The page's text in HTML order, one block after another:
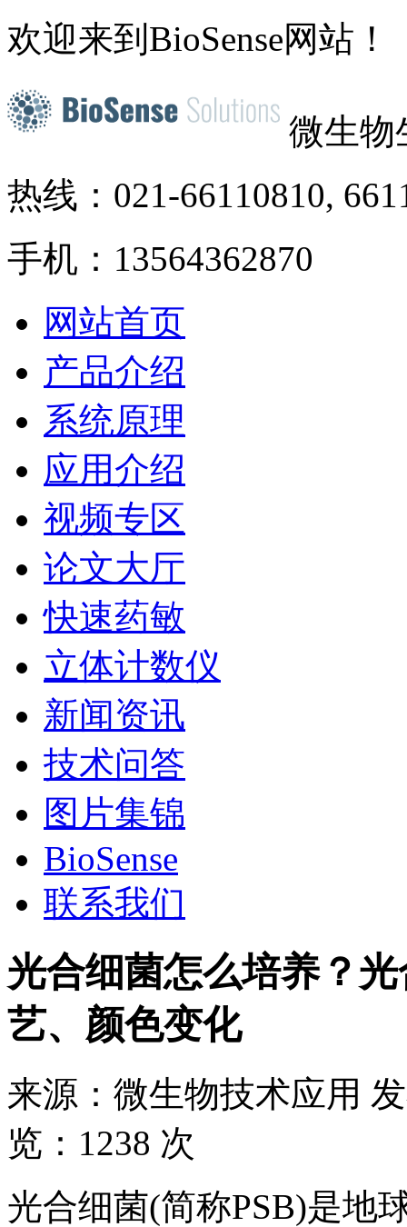
欢迎来到BioSense网站！
微生物
热线：021-66110810,
手机：13564362870
网站首页
产品介绍
系统原理
应用介绍
视频专区
论文大厅
快速药敏
立体计数仪
新闻资讯
技术问答
图片集锦
BioSense
联系我们
光合细菌怎么培养？
艺、颜色变化
来源： 微生物技术应用
览： 1238 次
光合细菌(简称PSB)是地